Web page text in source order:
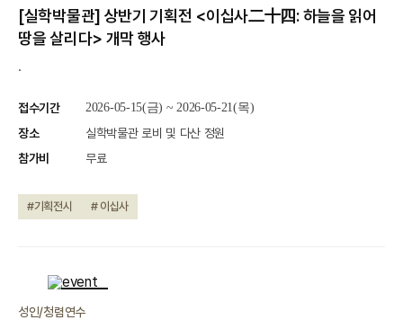
[실학박물관] 상반기 기획전 <이십사二十四: 하늘을 읽어
땅을 살리다> 개막 행사
.
접수기간 2026-05-15(금) ~ 2026-05-21(목)
장소
실학박물관 로비 및 다산 정원
참가비
무료
#기획전시 # 이십사
성인/청렴연수